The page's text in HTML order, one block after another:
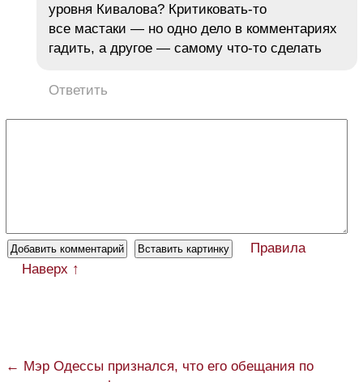
уровня Кивалова? Критиковать-то
все мастаки — но одно дело в комментариях
гадить, а другое — самому что-то сделать
Ответить
Правила
Наверх ↑
← Мэр Одессы признался, что его обещания по